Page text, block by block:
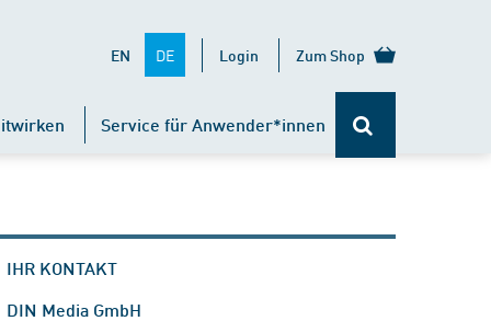
EN DE Login Zum Shop
Service für Anwender*innen
IHR KONTAKT
DIN Media GmbH